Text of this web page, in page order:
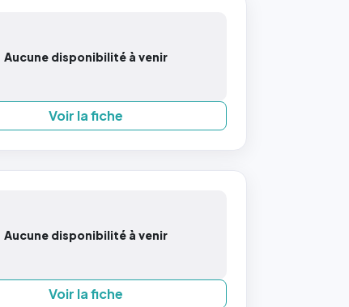
Aucune disponibilité à venir
Voir la fiche
Aucune disponibilité à venir
Voir la fiche